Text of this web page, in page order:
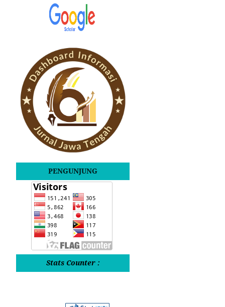
PENGUNJUNG
Stats Counter :